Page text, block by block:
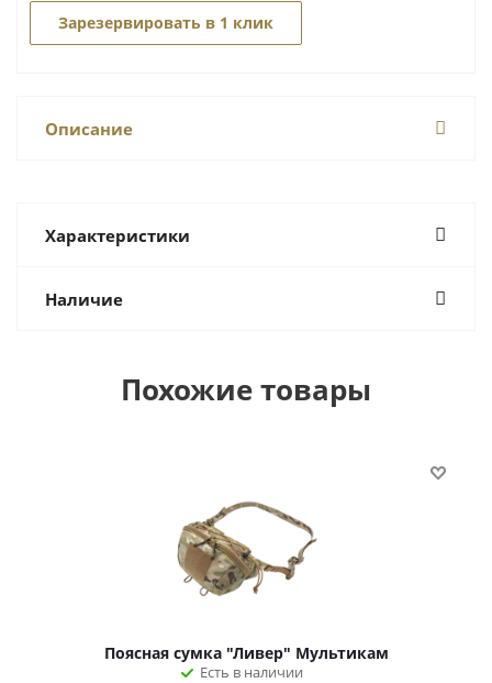
Зарезервировать в 1 клик
Описание
Характеристики
Наличие
Похожие товары
Поясная сумка "Ливер" Мультикам
Есть в наличии